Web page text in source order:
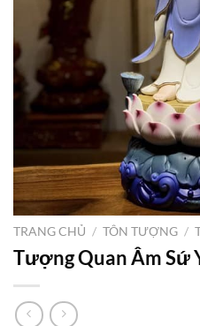
TRANG CHỦ / TÔN TƯỢNG /
Tượng Quan Âm Sứ